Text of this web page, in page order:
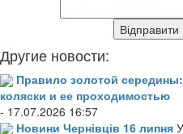
Другие новости:
Правило золотой
коляски и ее проходимостью
- 17.07.2026 16:57
Новини Чернівців 16 липня